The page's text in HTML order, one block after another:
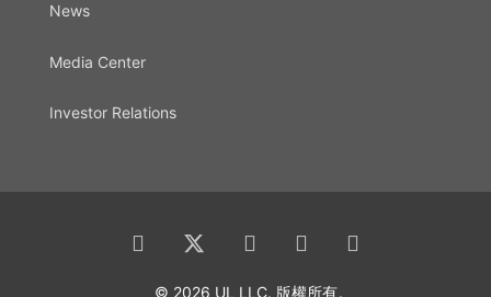
News
Media Center
Investor Relations
© 2026 UL LLC. 版權所有。